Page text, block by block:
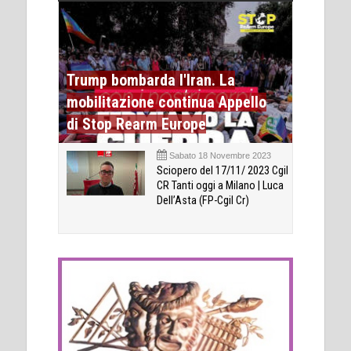
Trump bombarda l'Iran. La
mobilitazione continua Appello
di Stop Rearm Europe
Sabato 18 Novembre 2023
Sciopero del 17/11/ 2023 Cgil
CR Tanti oggi a Milano | Luca
Dell’Asta (FP-Cgil Cr)